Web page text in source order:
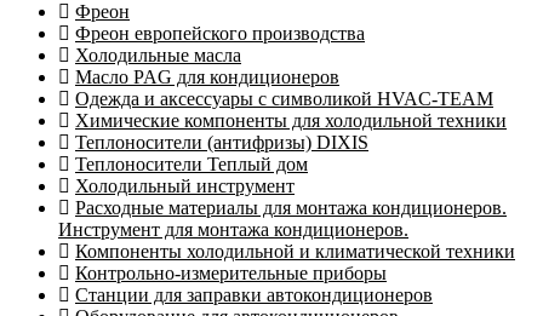
Фреон
Фреон европейского производства
Холодильные масла
Масло PAG для кондиционеров
Одежда и аксессуары с символикой HVAC-TEAM
Химические компоненты для холодильной техники
Теплоносители (антифризы) DIXIS
Теплоносители Теплый дом
Холодильный инструмент
Расходные материалы для монтажа кондиционеров.
Инструмент для монтажа кондиционеров.
Компоненты холодильной и климатической техники
Контрольно-измерительные приборы
Станции для заправки автокондиционеров